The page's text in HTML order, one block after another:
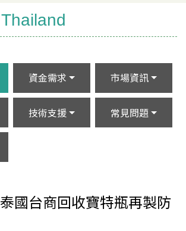
資金需求 市場資訊
技術支援 常見問題
國台商回收寶特瓶再製防